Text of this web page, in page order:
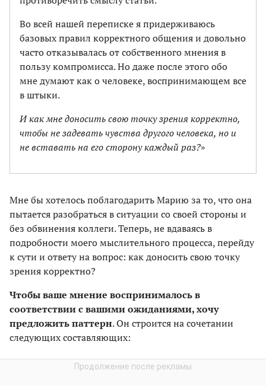
Во всей нашей переписке я придерживаюсь
базовых правил корректного общения и довольно
часто отказывалась от собственного мнения в
пользу компромисса. Но даже после этого обо
мне думают как о человеке, воспринимающем все
в штыки.
И как мне доносить свою точку зрения корректно,
чтобы не задевать чувства другого человека, но и
не вставать на его сторону каждый раз?»
Мне бы хотелось поблагодарить Марию за то, что она
пытается разобраться в ситуации со своей стороны и
без обвинения коллеги. Теперь, не вдаваясь в
подробности моего мыслительного процесса, перейду
к сути и ответу на вопрос: как доносить свою точку
зрения корректно?
Чтобы ваше мнение воспринималось в
соответствии с вашими ожиданиями, хочу
предложить паттерн. Он строится на сочетании
следующих составляющих: